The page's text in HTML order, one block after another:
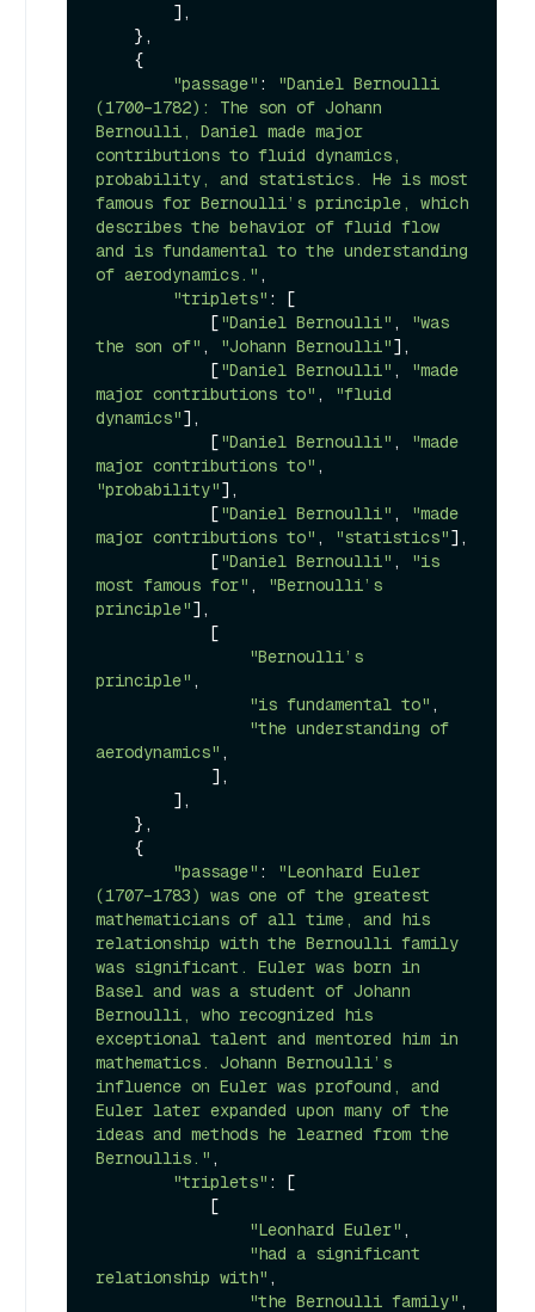
"passage" :
"Daniel Bernoulli
(1700–1782): The son of Johann
Bernoulli, Daniel made major
contributions to fluid dynamics,
probability, and statistics. He is most
famous for Bernoulli’s principle, which
describes the behavior of fluid flow
and is fundamental to the understanding
of aerodynamics." ,
"triplets" : [
            [
"Daniel Bernoulli" ,
"was
the son of" , "Johann Bernoulli"],
            [
"Daniel Bernoulli" ,
"made
major contributions to" ,
"fluid
dynamics"],
            [
"Daniel Bernoulli" ,
"made
major contributions to"
"probability"],
            [
"Daniel Bernoulli" ,
"made
major contributions to" , "statistics"],
            [
"Daniel Bernoulli" ,
"is
most famous for" ,
"Bernoulli’s
principle"],
"Bernoulli’s
principle" ,
"is fundamental to" ,
"the understanding of
aerodynamics" ,
"passage" :
"Leonhard Euler
(1707–1783) was one of the greatest
mathematicians of all time, and his
relationship with the Bernoulli family
was significant. Euler was born in
Basel and was a student of Johann
Bernoulli, who recognized his
exceptional talent and mentored him in
mathematics. Johann Bernoulli’s
influence on Euler was profound, and
Euler later expanded upon many of the
ideas and methods he learned from the
Bernoullis." ,
"triplets" : [
"Leonhard Euler" ,
"had a significant
relationship with" ,
"the Bernoulli family" ,